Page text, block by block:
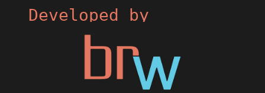
Developed by